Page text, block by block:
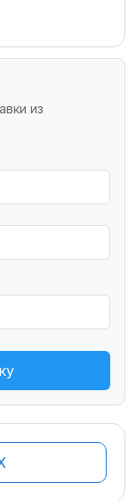
из